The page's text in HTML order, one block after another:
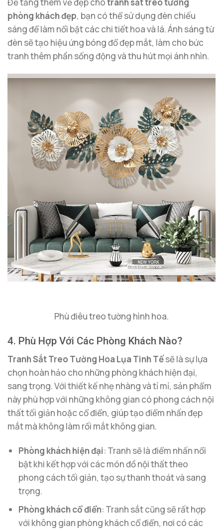
Để tăng thêm vẻ đẹp chotranh sắt treo tường
phòng khách đẹp, bạn có thể sử dụng đèn chiếu
sáng để làm nổi bật các chi tiết hoa và lá. Ánh sáng từ
đèn sẽ tạo hiệu ứng bóng đổ đẹp mắt, làm cho bức
tranh thêm phần sống động và thu hút mọi ánh nhìn.
Phù điêu treo tường hình hoa.
4. Phù Hợp Với Các Phòng Khách Nào?
Tranh Sắt Treo Tường Hoa Lụa Tinh Tếsẽ là sự lựa
chọn hoàn hảo cho những phòng khách hiện đại,
sang trọng. Với thiết kế nhẹ nhàng và tỉ mỉ, sản phẩm
này phù hợp với những không gian có phong cách nội
thất tối giản hoặc cổ điển, giúp tạo điểm nhấn đẹp
mắt mà không làm rối mắt không gian.
Phòng khách hiện đại: Tranh sẽ là điểm nhấn nổi
bật khi kết hợp với các món đồ nội thất theo
phong cách tối giản, tạo sự thanh thoát và sang
trọng.
Phòng khách cổ điển: Tranh sắt cũng sẽ rất hợp
với không gian phòng khách cổ điển, nơi có các